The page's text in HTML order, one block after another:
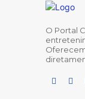
O Portal